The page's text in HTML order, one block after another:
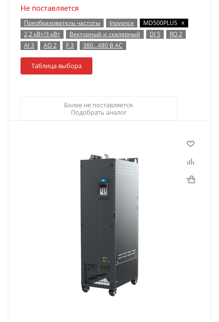
Не поставляется
Преобразователь частоты Inovance MD500PLUS x
2,2 кВт/3 кВт
Векторный и скалярный DI 5
RO 2
AI 3
AO 2 F 3 380…480 В AC
Таблица выбора
Более не поставляется.
Подобрать аналог